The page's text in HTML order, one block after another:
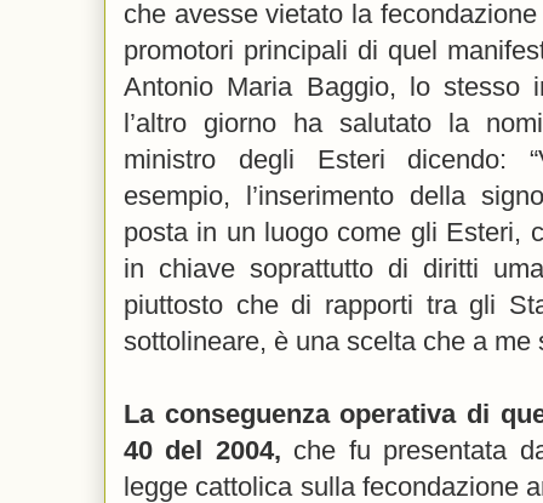
che avesse vietato la
promotori principali di quel
Antonio Maria Baggio, lo stesso
l’altro giorno ha salutato la
ministro degli Esteri dicendo:
esempio, l’inserimento della
posta in un luogo come gli Esteri,
in chiave soprattutto di diritti
piuttosto che di rapporti tra gli
sottolineare, è una scelta che a me
La conseguenza operativa di
40 del 2004, che fu presentata
legge cattolica sulla fecondazione